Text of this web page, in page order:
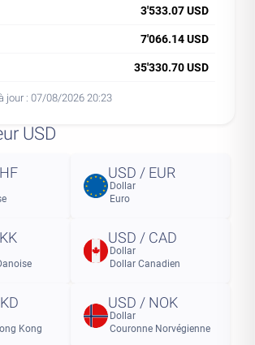
3'533.07 USD
7'066.14 USD
35'330.70 USD
jour : 07/08/2026 20:23
USD
USD / EUR
Dollar
Euro
USD / CAD
Dollar
Dollar Canadien
Kong
USD / NOK
Dollar
Couronne Norvégienne